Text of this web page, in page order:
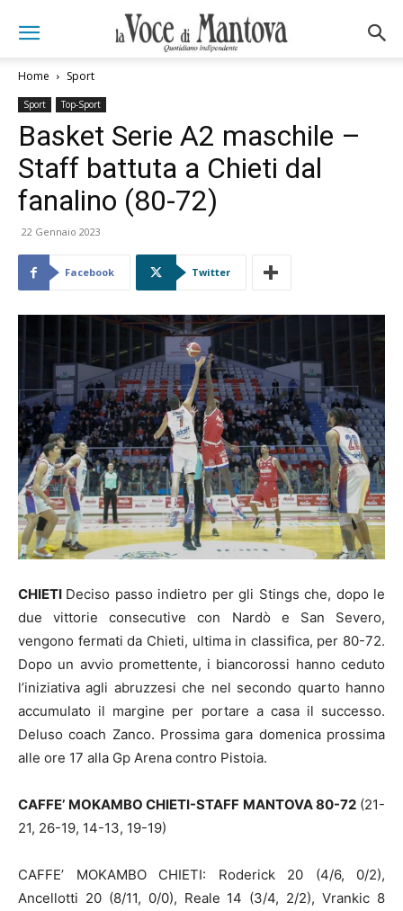
Home Sport
Sport Top-Sport
Basket Serie A2 maschile –
Staff battuta a Chieti dal
fanalino (80-72)
22 Gennaio 2023
Facebook Twitter
CHIETI Deciso passo indietro per gli Stings che, dopo le
due vittorie consecutive con Nardò e San Severo,
vengono fermati da Chieti, ultima in classifica, per 80-72.
Dopo un avvio promettente, i biancorossi hanno ceduto
l’iniziativa agli abruzzesi che nel secondo quarto hanno
accumulato il margine per portare a casa il successo.
Deluso coach Zanco. Prossima gara domenica prossima
alle ore 17 alla Gp Arena contro Pistoia.
CAFFE’ MOKAMBO CHIETI-STAFF MANTOVA 80-72 (21-
21, 26-19, 14-13, 19-19)
CAFFE’ MOKAMBO CHIETI: Roderick 20 (4/6, 0/2),
Ancellotti 20 (8/11, 0/0), Reale 14 (3/4, 2/2), Vrankic 8